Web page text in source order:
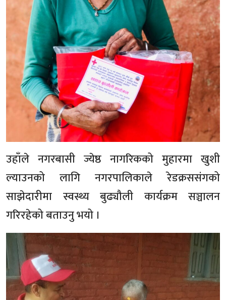
उहाँले नगरबासी ज्येष्ठ नागरिकको मुहारमा खुशी
ल्याउनको लागि नगरपालिकाले रेडक्रससंगको
साझेदारीमा स्वस्थ्य बुढ्यौली कार्यक्रम सञ्चालन
गरिरहेको बताउनु भयो ।